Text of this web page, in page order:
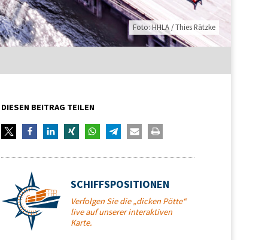
Foto: HHLA / Thies Rätzke
DIESEN BEITRAG TEILEN
SCHIFFSPOSITIONEN
Verfolgen Sie die „dicken Pötte“
live auf unserer interaktiven
Karte.